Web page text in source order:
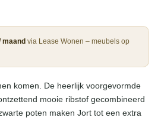
maand via Lease Wonen – meubels op
komen. De heerlijk voorgevormde
mooie ribstof gecombineerd
poten maken Jort tot een extra